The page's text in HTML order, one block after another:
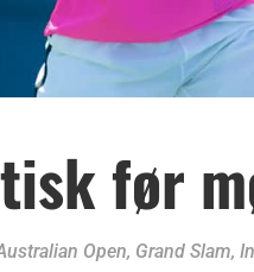
før
Open, Grand Slam,